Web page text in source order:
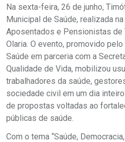
Na sexta-feira, 26 de junho,
Municipal de Saúde, realizada
Aposentados e Pensionistas de
Olaria. O evento, promovido
Saúde em parceria com a
Qualidade de Vida, mobilizou
trabalhadores da saúde,
sociedade civil em um dia
de propostas voltadas ao
públicas de saúde.
Com o tema “Saúde,